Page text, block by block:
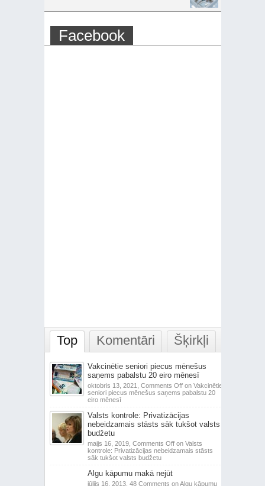
Facebook
Top Komentāri Šķirkļi
Vakcinētie seniori piecus mēnešus
saņems pabalstu 20 eiro mēnesī
oktobris 13, 2021, Comments Offon Vakcinētie
seniori piecus mēnešus saņems pabalstu 20
eiro mēnesī
Valsts kontrole: Privatizācijas
nebeidzamais stāsts sāk tukšot valsts
budžetu
maijs 16, 2019, Comments Offon Valsts
kontrole: Privatizācijas nebeidzamais stāsts
sāk tukšot valsts budžetu
Algu kāpumu makā nejūt
jūlijs 16, 2013, 48 Comments on Algu kāpumu